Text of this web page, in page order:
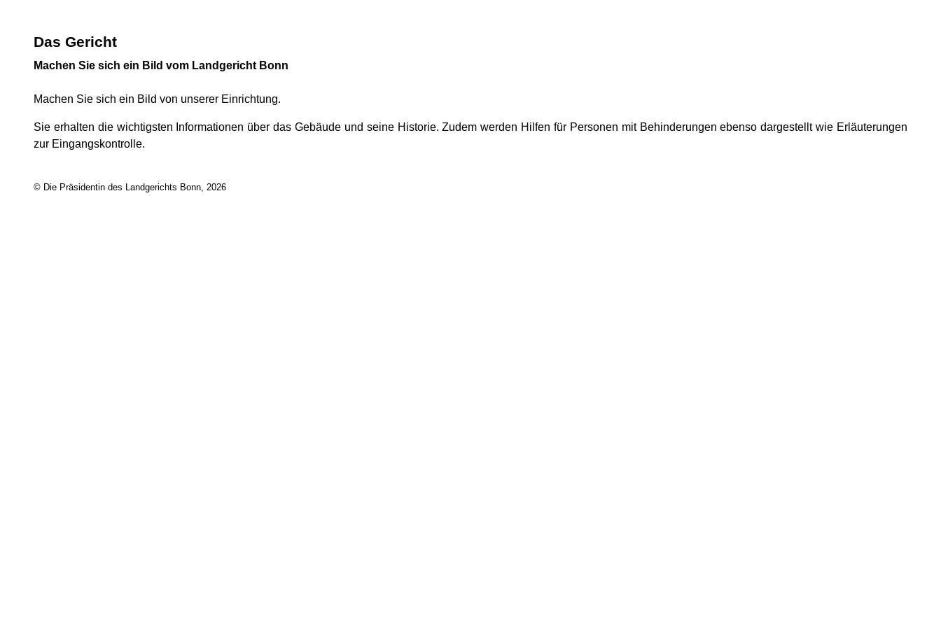
Das Gericht
Machen Sie sich ein Bild vom Landgericht Bonn
Machen Sie sich ein Bild von unserer Einrichtung.
Sie erhalten die wichtigsten Informationen über das Gebäude und seine Historie. Zudem werden Hilfen für Personen mit Behinderungen ebenso dargestellt wie Erläuterungen
zur Eingangskontrolle.
© Die Präsidentin des Landgerichts Bonn, 2026